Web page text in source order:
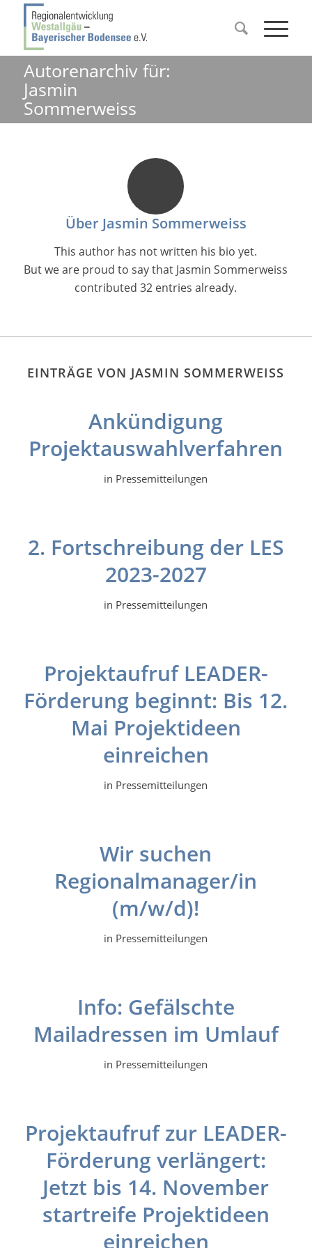
Autorenarchiv für:
Jasmin
Sommerweiss
Über Jasmin Sommerweiss
This author has not written his bio yet.
But we are proud to say that Jasmin Sommerweiss
contributed 32 entries already.
EINTRÄGE VON JASMIN SOMMERWEISS
Ankündigung
Projektauswahlverfahren
in Pressemitteilungen
2. Fortschreibung der LES
2023-2027
in Pressemitteilungen
Projektaufruf LEADER-
Förderung beginnt: Bis 12.
Mai Projektideen
einreichen
in Pressemitteilungen
Wir suchen
Regionalmanager/in
(m/w/d)!
in Pressemitteilungen
Info: Gefälschte
Mailadressen im Umlauf
in Pressemitteilungen
Projektaufruf zur LEADER-
Förderung verlängert:
Jetzt bis 14. November
startreife Projektideen
einreichen